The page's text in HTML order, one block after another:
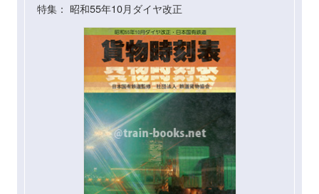
特集： 昭和55年10月ダイヤ改正